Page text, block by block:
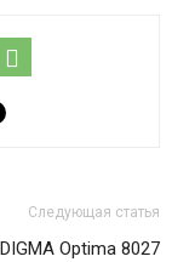
Следующая статья
Optima 8027